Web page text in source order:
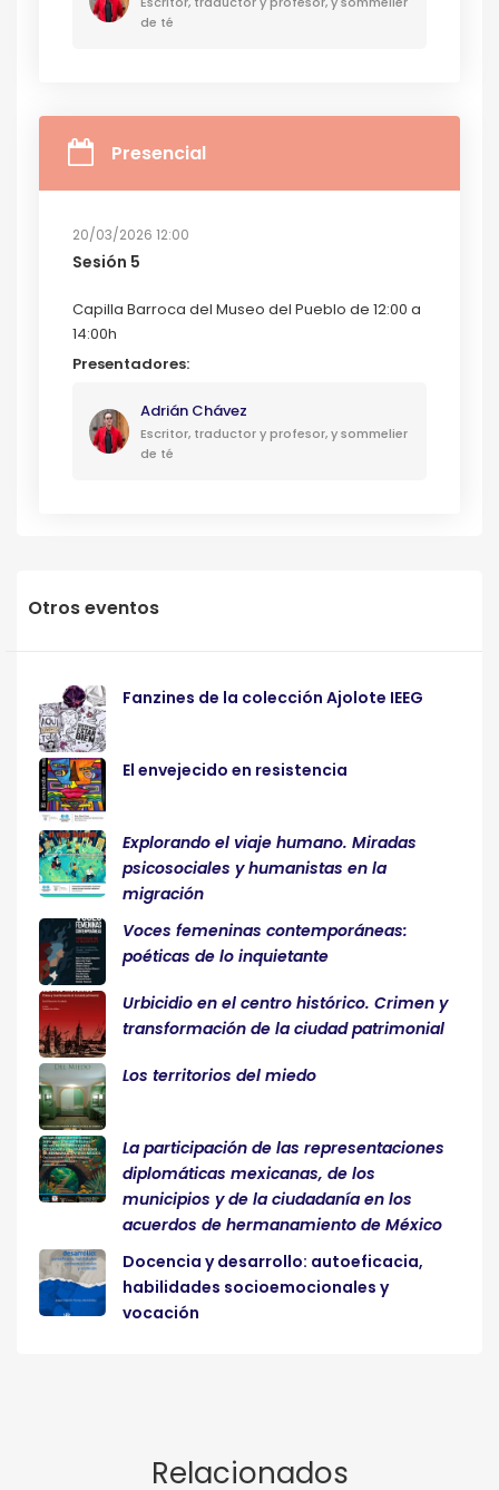
de té
Presencial
20/03/2026 12:00
Sesión 5
Capilla Barroca del Museo del Pueblo de 12:00 a
14:00h
Presentadores:
Adrián Chávez
Escritor, traductor y profesor, y sommelier
de té
Otros eventos
Fanzines de la colección Ajolote IEEG
El envejecido en resistencia
Explorando el viaje humano. Miradas
psicosociales y humanistas en la
migración
Voces femeninas contemporáneas:
poéticas de lo inquietante
Urbicidio en el centro histórico. Crimen y
transformación de la ciudad patrimonial
Los territorios del miedo
La participación de las representaciones
diplomáticas mexicanas, de los
municipios y de la ciudadanía en los
acuerdos de hermanamiento de México
Docencia y desarrollo: autoeficacia,
habilidades socioemocionales y
vocación
Relacionados